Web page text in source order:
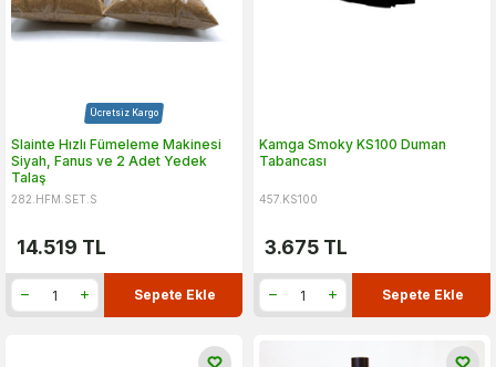
Ücretsiz Kargo
Slainte Hızlı Fümeleme Makinesi
Siyah, Fanus ve 2 Adet Yedek
Talaş
282.HFM.SET.S
14.519 TL
Sepete Ekle
Kamga Smoky KS100 Duman
Tabancası
457.KS100
3.675 TL
Sepete Ekle